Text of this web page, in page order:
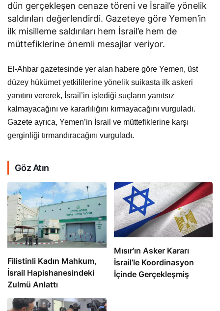
saldırıları değerlendirdi. Gazeteye göre Yemen’in
ilk misilleme saldırıları hem İsrail’e hem de
müttefiklerine önemli mesajlar veriyor.
El-Ahbar gazetesinde yer alan habere göre Yemen, üst
düzey hükümet yetkililerine yönelik suikasta ilk askeri
yanıtını vererek, İsrail’in işlediği suçların yanıtsız
kalmayacağını ve kararlılığını kırmayacağını vurguladı.
Gazete ayrıca, Yemen’in İsrail ve müttefiklerine karşı
gerginliği tırmandıracağını vurguladı.
Göz Atın
Filistinli Kadın Mahkum,
İsrail Hapishanesindeki
Zulmü Anlattı
Mısır’ın Asker Kararı
İsrail’le Koordinasyon
İçinde Gerçekleşmiş